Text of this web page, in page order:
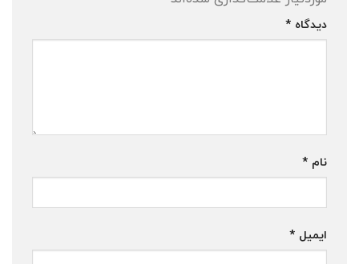
دیدگاه *
نام *
ایمیل *